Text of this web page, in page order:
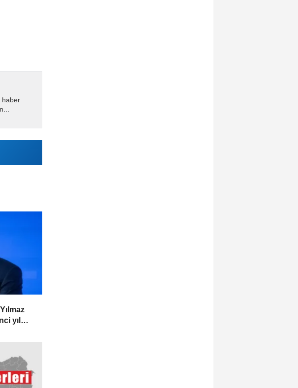
haber
yıl